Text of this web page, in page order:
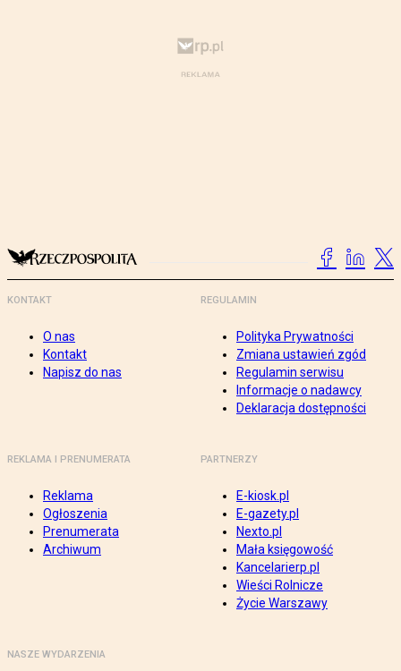
KONTAKT
O nas
Kontakt
Napisz do nas
REGULAMIN
Polityka Prywatności
Zmiana ustawień zgód
Regulamin serwisu
Informacje o nadawcy
Deklaracja dostępności
REKLAMA I PRENUMERATA
Reklama
Ogłoszenia
Prenumerata
Archiwum
PARTNERZY
E-kiosk.pl
E-gazety.pl
Nexto.pl
Mała księgowość
Kancelarierp.pl
Wieści Rolnicze
Życie Warszawy
NASZE WYDARZENIA